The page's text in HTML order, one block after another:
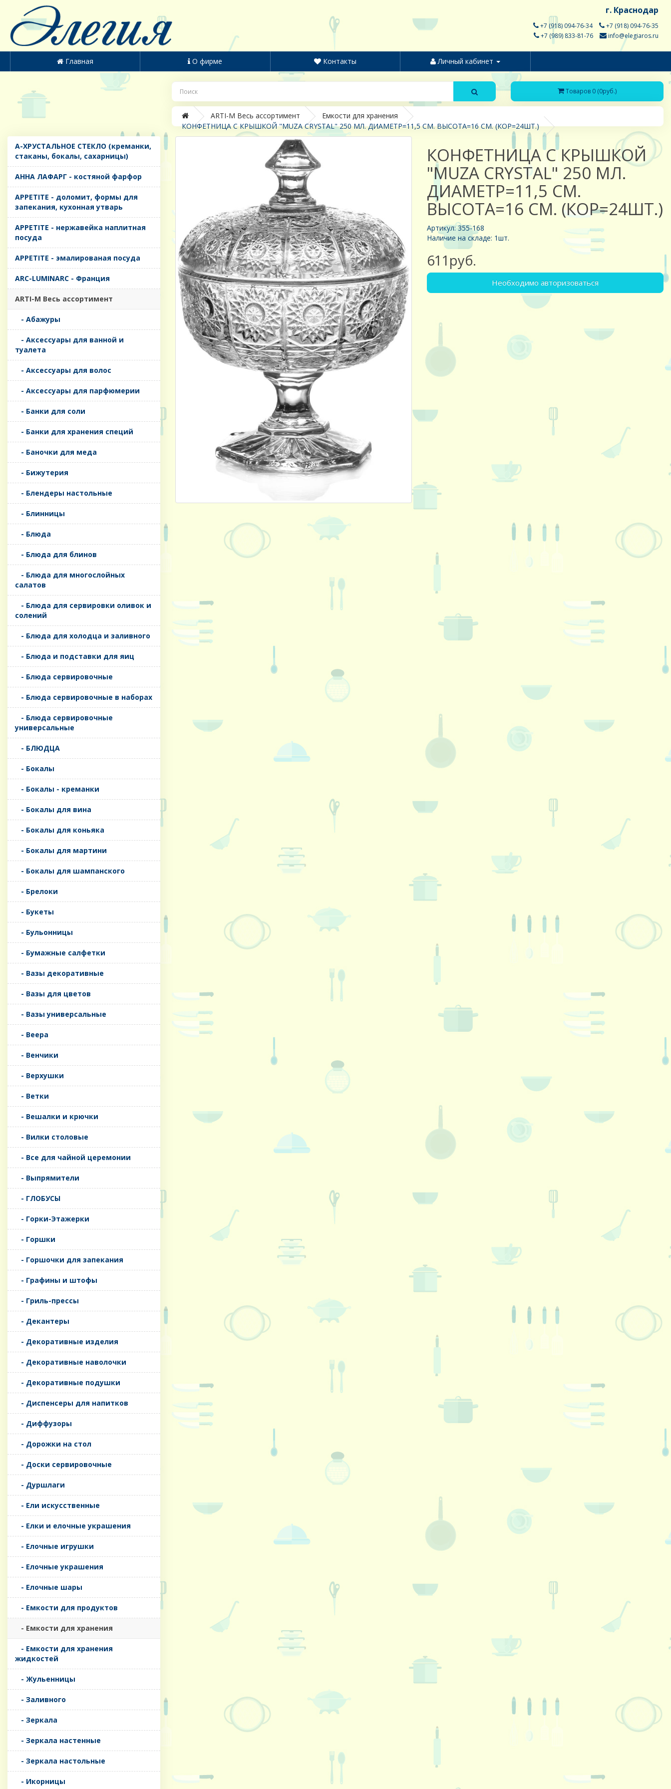
г. Краснодар
+7 (918) 094-76-34
+7 (918) 094-76-35
+7 (989) 833-81-76
info@elegiaros.ru
Главная О фирме Контакты Личный кабинет
Товаров 0 (0руб.)
ARTI-M Весь ассортимент
Емкости для хранения
КОНФЕТНИЦА С КРЫШКОЙ "MUZA CRYSTAL" 250 МЛ. ДИАМЕТР=11,5 СМ. ВЫСОТА=16 СМ. (КОР=24ШТ.)
A-ХРУСТАЛЬНОЕ СТЕКЛО (креманки,
стаканы, бокалы, сахарницы)
AHHA ЛАФАРГ - костяной фарфор
APPETITE - доломит, формы для
запекания, кухонная утварь
APPETITE - нержавейка наплитная
посуда
APPETITE - эмалированая посуда
ARC-LUMINARC - Франция
ARTI-M Весь ассортимент
- Абажуры
- Аксессуары для ванной и
туалета
- Аксессуары для волос
- Аксессуары для парфюмерии
- Банки для соли
- Банки для хранения специй
- Баночки для меда
- Бижутерия
- Блендеры настольные
- Блинницы
- Блюда
- Блюда для блинов
- Блюда для многослойных
салатов
- Блюда для сервировки оливок и
солений
- Блюда для холодца и заливного
- Блюда и подставки для яиц
- Блюда сервировочные
- Блюда сервировочные в наборах
- Блюда сервировочные
универсальные
- БЛЮДЦА
- Бокалы
- Бокалы - креманки
- Бокалы для вина
- Бокалы для коньяка
- Бокалы для мартини
- Бокалы для шампанского
- Брелоки
- Букеты
- Бульонницы
- Бумажные салфетки
- Вазы декоративные
- Вазы для цветов
- Вазы универсальные
- Веера
- Венчики
- Верхушки
- Ветки
- Вешалки и крючки
- Вилки столовые
- Все для чайной церемонии
- Выпрямители
- ГЛОБУСЫ
- Горки-Этажерки
- Горшки
- Горшочки для запекания
- Графины и штофы
- Гриль-прессы
- Декантеры
- Декоративные изделия
- Декоративные наволочки
- Декоративные подушки
- Диспенсеры для напитков
- Диффузоры
- Дорожки на стол
- Доски сервировочные
- Дуршлаги
- Ели искусственные
- Елки и елочные украшения
- Елочные игрушки
- Елочные украшения
- Елочные шары
- Емкости для продуктов
- Емкости для хранения
- Емкости для хранения
жидкостей
- Жульенницы
- Заливного
- Зеркала
- Зеркала настенные
- Зеркала настольные
- Икорницы
КОНФЕТНИЦА С КРЫШКОЙ
"MUZA CRYSTAL" 250 МЛ.
ДИАМЕТР=11,5 СМ.
ВЫСОТА=16 СМ. (КОР=24ШТ.)
Артикул: 355-168
Наличие на складе: 1шт.
611руб.
Необходимо авторизоваться